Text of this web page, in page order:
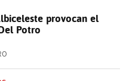
provocan el
Potro